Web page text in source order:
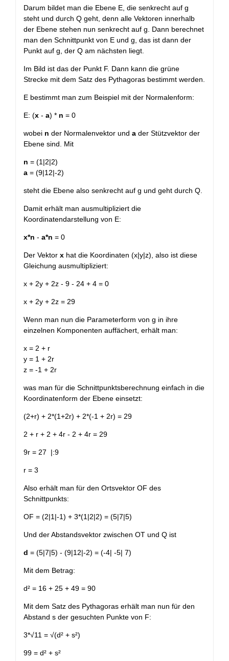
Darum bildet man die Ebene E, die senkrecht auf g
steht und durch Q geht, denn alle Vektoren innerhalb
der Ebene stehen nun senkrecht auf g. Dann berechnet
man den Schnittpunkt von E und g, das ist dann der
Punkt auf g, der Q am nächsten liegt.
Im Bild ist das der Punkt F. Dann kann die grüne
Strecke mit dem Satz des Pythagoras bestimmt werden.
E bestimmt man zum Beispiel mit der Normalenform:
E: (x - a) * n = 0
wobei n der Normalenvektor und a der Stützvektor der
Ebene sind. Mit
n = (1|2|2)
a = (9|12|-2)
steht die Ebene also senkrecht auf g und geht durch Q.
Damit erhält man ausmultipliziert die
Koordinatendarstellung von E:
x*n - a*n = 0
Der Vektor x hat die Koordinaten (x|y|z), also ist diese
Gleichung ausmultipliziert:
x + 2y + 2z - 9 - 24 + 4 = 0
x + 2y + 2z = 29
Wenn man nun die Parameterform von g in ihre
einzelnen Komponenten auffächert, erhält man:
x = 2 + r
y = 1 + 2r
z = -1 + 2r
was man für die Schnittpunktsberechnung einfach in die
Koordinatenform der Ebene einsetzt:
(2+r) + 2*(1+2r) + 2*(-1 + 2r) = 29
2 + r + 2 + 4r - 2 + 4r = 29
9r = 27 |:9
r = 3
Also erhält man für den Ortsvektor OF des
Schnittpunkts:
OF = (2|1|-1) + 3*(1|2|2) = (5|7|5)
Und der Abstandsvektor zwischen OT und Q ist
d = (5|7|5) - (9|12|-2) = (-4| -5| 7)
Mit dem Betrag:
d² = 16 + 25 + 49 = 90
Mit dem Satz des Pythagoras erhält man nun für den
Abstand s der gesuchten Punkte von F:
3*√11 = √(d² + s²)
99 = d² + s²